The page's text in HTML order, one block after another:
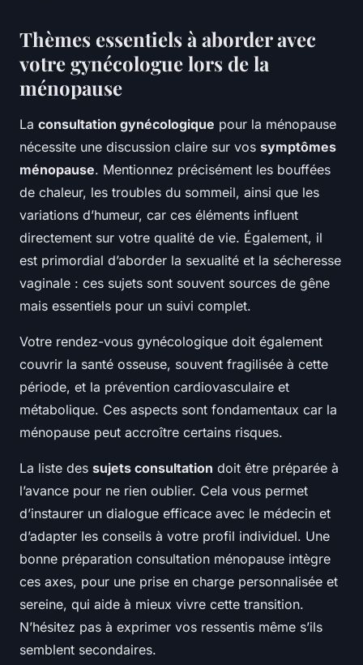
Thèmes essentiels à aborder avec
votre gynécologue lors de la
ménopause
La consultation gynécologique pour la ménopause
nécessite une discussion claire sur vos symptômes
ménopause. Mentionnez précisément les bouffées
de chaleur, les troubles du sommeil, ainsi que les
variations d’humeur, car ces éléments influent
directement sur votre qualité de vie. Également, il
est primordial d’aborder la sexualité et la sécheresse
vaginale : ces sujets sont souvent sources de gêne
mais essentiels pour un suivi complet.
Votre rendez-vous gynécologique doit également
couvrir la santé osseuse, souvent fragilisée à cette
période, et la prévention cardiovasculaire et
métabolique. Ces aspects sont fondamentaux car la
ménopause peut accroître certains risques.
La liste des sujets consultation doit être préparée à
l’avance pour ne rien oublier. Cela vous permet
d’instaurer un dialogue efficace avec le médecin et
d’adapter les conseils à votre profil individuel. Une
bonne préparation consultation ménopause intègre
ces axes, pour une prise en charge personnalisée et
sereine, qui aide à mieux vivre cette transition.
N’hésitez pas à exprimer vos ressentis même s’ils
semblent secondaires.